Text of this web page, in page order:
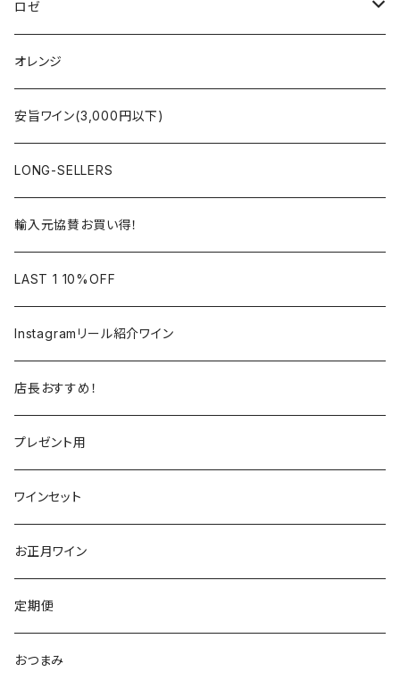
シャンパーニュ
コート・デュ・ローヌ
ラングドック・ルーション
アルザス
ロワール
フランス
ラングドック
イタリア
トスカーナ
ヴェネト
スペイン
リオハ
トロ
アメリカ
カリフォルニア
オレゴン
ニュージーランド
オーストラリア
チリ
ドイツ
ブルゴーニュ
ボルドー
ロワール
ローヌ
ラングドック
フランス
イタリア
トスカーナ
ピエモンテ
スペイン
カリニェナ
ドイツ
ニュージーランド
アメリカ
カリフォルニア
オレゴン
南アフリカ
オーストリア
シャンパーニュ
アルザス
フランス
日本
イタリア
南アフリカ
ニュージーランド
イギリス
ドイツ
アメリカ
オーストラリア
ロゼ
シャンパーニュ
アルザス
ドイツ
オーストラリア
カリフォルニア
日本
オレンジ
安旨ワイン(3,000円以下)
LONG-SELLERS
輸入元協賛お買い得！
LAST 1 10%OFF
Instagramリール紹介ワイン
店長おすすめ！
プレゼント用
ワインセット
お正月ワイン
定期便
おつまみ